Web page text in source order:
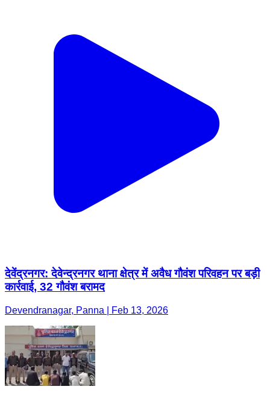
देवेंद्रनगर: देवेन्द्रनगर थाना क्षेत्र में अवैध गौवंश परिवहन पर बड़ी
कार्रवाई, 32 गौवंश बरामद
Devendranagar, Panna | Feb 13, 2026